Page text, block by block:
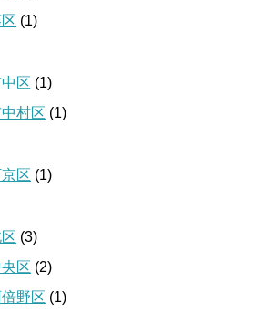
(1)
区 (1)
村区 (1)
区 (1)
(3)
区 (2)
野区 (1)